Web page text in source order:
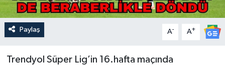
Paylaş A- A+
Trendyol Süper Lig’in 16.hafta maçında
Siyaset
Spor